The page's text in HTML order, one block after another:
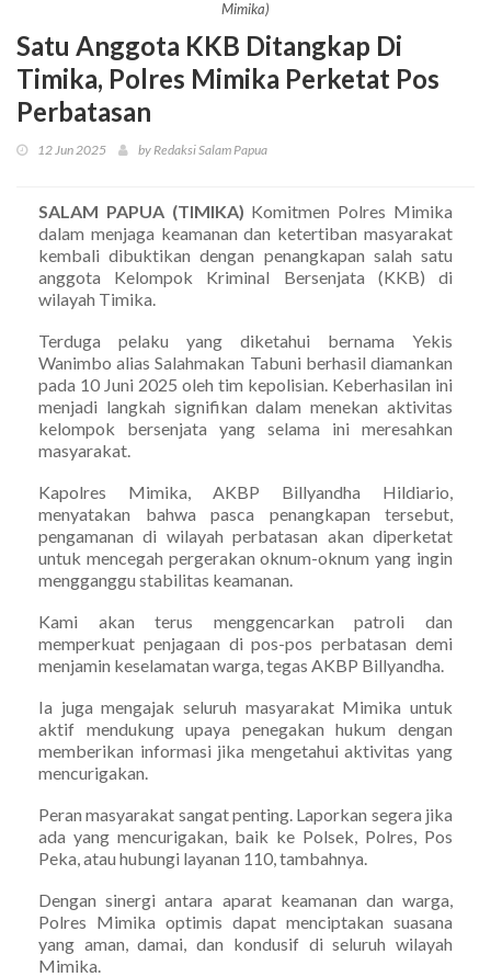
Mimika)
Satu Anggota KKB Ditangkap Di
Timika, Polres Mimika Perketat Pos
Perbatasan
12 Jun 2025 by Redaksi Salam Papua
SALAM PAPUA (TIMIKA) Komitmen Polres Mimika
dalam menjaga keamanan dan ketertiban masyarakat
kembali dibuktikan dengan penangkapan salah satu
anggota Kelompok Kriminal Bersenjata (KKB) di
wilayah Timika.
Terduga pelaku yang diketahui bernama Yekis
Wanimbo alias Salahmakan Tabuni berhasil diamankan
pada 10 Juni 2025 oleh tim kepolisian. Keberhasilan ini
menjadi langkah signifikan dalam menekan aktivitas
kelompok bersenjata yang selama ini meresahkan
masyarakat.
Kapolres Mimika, AKBP Billyandha Hildiario,
menyatakan bahwa pasca penangkapan tersebut,
pengamanan di wilayah perbatasan akan diperketat
untuk mencegah pergerakan oknum-oknum yang ingin
mengganggu stabilitas keamanan.
Kami akan terus menggencarkan patroli dan
memperkuat penjagaan di pos-pos perbatasan demi
menjamin keselamatan warga, tegas AKBP Billyandha.
Ia juga mengajak seluruh masyarakat Mimika untuk
aktif mendukung upaya penegakan hukum dengan
memberikan informasi jika mengetahui aktivitas yang
mencurigakan.
Peran masyarakat sangat penting. Laporkan segera jika
ada yang mencurigakan, baik ke Polsek, Polres, Pos
Peka, atau hubungi layanan 110, tambahnya.
Dengan sinergi antara aparat keamanan dan warga,
Polres Mimika optimis dapat menciptakan suasana
yang aman, damai, dan kondusif di seluruh wilayah
Mimika.